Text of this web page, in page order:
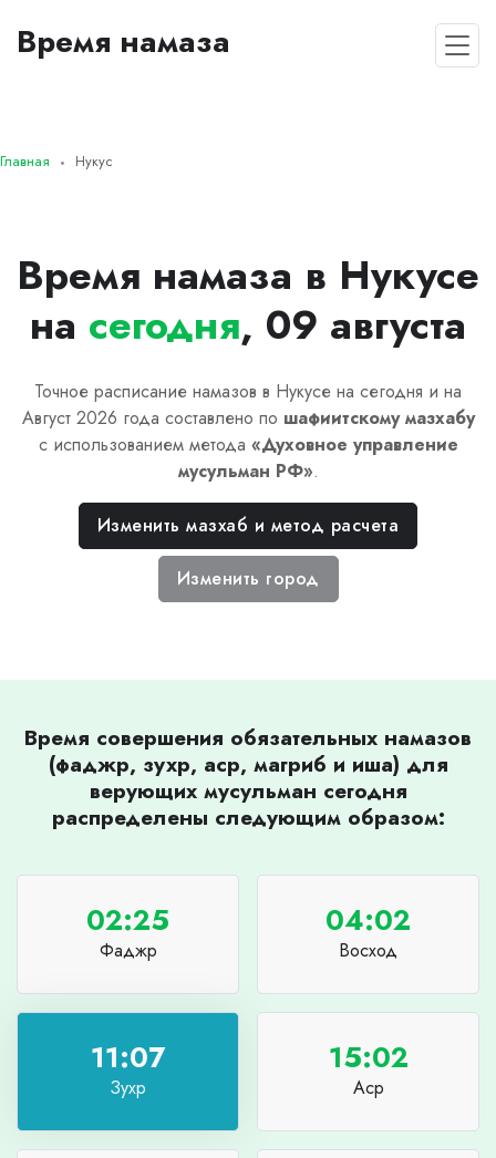
Время намаза
Главная Нукус
Время намаза в Нукусе
на сегодня, 09 августа
Точное расписание намазов в Нукусе на сегодня и на
Август 2026 года составлено по шафиитскомумазхабу
с использованием метода «Духовное управление
мусульман РФ».
Изменить мазхаб и метод расчета
Изменить город
Время совершения обязательных намазов
(фаджр, зухр, аср, магриб и иша) для
верующих мусульман сегодня
распределены следующим образом:
02:25
Фаджр
04:02
Восход
11:07
Зухр
15:02
Аср